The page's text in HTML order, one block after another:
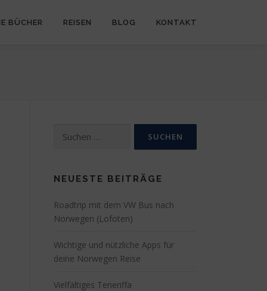
BÜCHER REISEN BLOG KONTAKT
nach:
NEUESTE BEITRÄGE
Roadtrip mit dem VW Bus nach
Norwegen (Lofoten)
Wichtige und nützliche Apps für
deine Norwegen Reise
Vielfältiges Teneriffa